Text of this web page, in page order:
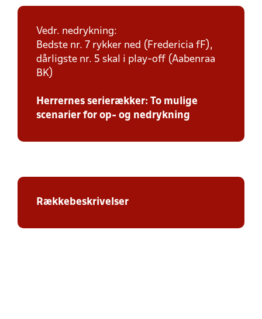
Vedr. nedrykning:
Bedste nr. 7 rykker ned (Fredericia fF),
dårligste nr. 5 skal i play-off (Aabenraa
BK)
Herrernes serierækker: To mulige
scenarier for op- og nedrykning
Rækkebeskrivelser